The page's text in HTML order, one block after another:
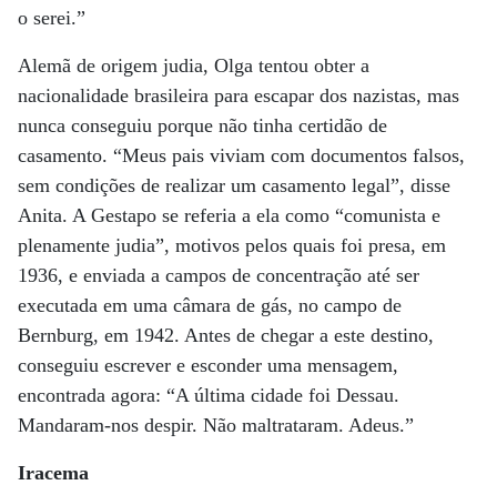
o serei.”
Alemã de origem judia, Olga tentou obter a
nacionalidade brasileira para escapar dos nazistas, mas
nunca conseguiu porque não tinha certidão de
casamento. “Meus pais viviam com documentos falsos,
sem condições de realizar um casamento legal”, disse
Anita. A Gestapo se referia a ela como “comunista e
plenamente judia”, motivos pelos quais foi presa, em
1936, e enviada a campos de concentração até ser
executada em uma câmara de gás, no campo de
Bernburg, em 1942. Antes de chegar a este destino,
conseguiu escrever e esconder uma mensagem,
encontrada agora: “A última cidade foi Dessau.
Mandaram-nos despir. Não maltrataram. Adeus.”
Iracema